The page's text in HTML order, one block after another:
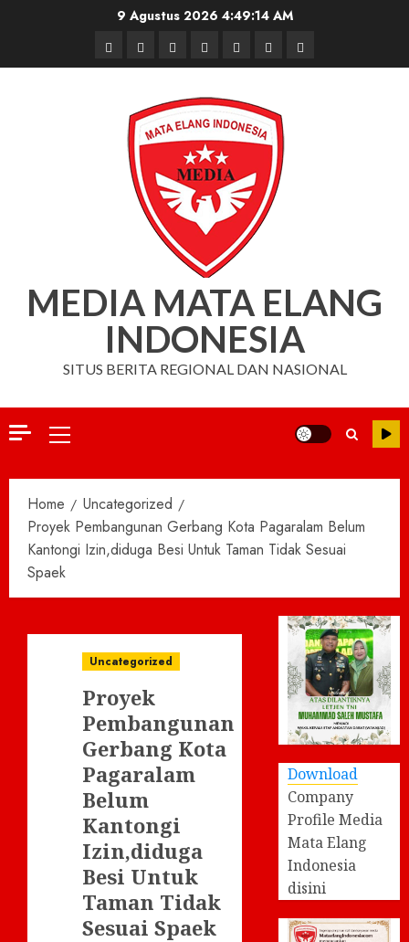
9 Agustus 2026 4:49:15 AM
BerandaNasionalDaerahHukum
dan
Kriminal
Pendidikan
Box
Redaksi
Iklan
MEDIA MATA ELANG
INDONESIA
SITUS BERITA REGIONAL DAN NASIONAL
Primary
Home
Uncategorized
Proyek Pembangunan Gerbang Kota Pagaralam Belum
Kantongi Izin,diduga Besi Untuk Taman Tidak Sesuai
Spaek
Uncategorized
Proyek
Pembangunan
Gerbang Kota
Pagaralam
Belum
Kantongi
Izin,diduga
Besi Untuk
Taman Tidak
Sesuai Spaek
Download
Company
Profile Media
Mata Elang
Indonesia
disini